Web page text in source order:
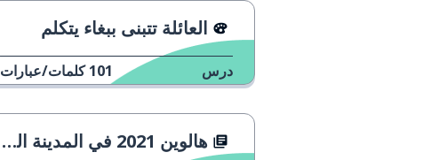
العائلة تتبنى ببغاء يتكلم
درس 101 كلمات/عبارات
هالوين 2021 في المدينة المحاطة